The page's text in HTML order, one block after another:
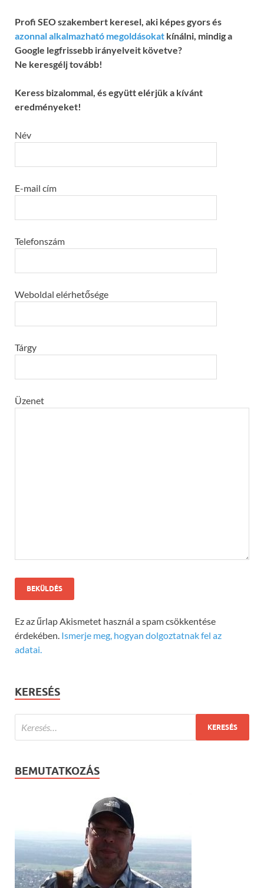
Profi SEO szakembert keresel, aki képes gyors és
azonnal alkalmazható megoldásokat kínálni, mindig a
Google legfrissebb irányelveit követve?
Ne keresgélj tovább!
Keress bizalommal, és együtt elérjük a kívánt
eredményeket!
Név
E-mail cím
Telefonszám
Weboldal elérhetősége
Tárgy
Üzenet
Ez az űrlap Akismetet használ a spam csökkentése
érdekében. Ismerje meg, hogyan dolgoztatnak fel az
adatai.
KERESÉS
BEMUTATKOZÁS